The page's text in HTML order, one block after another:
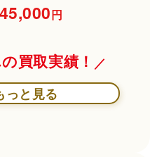
45,000円
買取実績！
っと見る